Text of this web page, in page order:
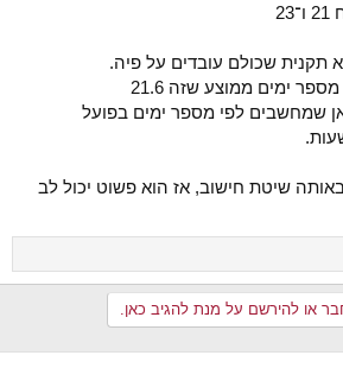
תקנית שכולם עובדים על פיה.
ימים ממוצע שזה 21.6
שמחשבים לפי מספר ימים בפועל
שיטת חישוב, אז הוא פשוט יכול לב
או להירשם על מנת להגיב כאן.